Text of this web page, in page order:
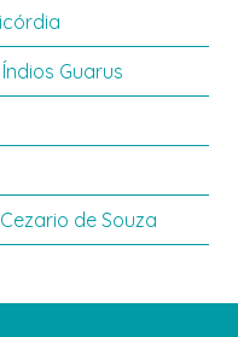
Guarus
de Souza